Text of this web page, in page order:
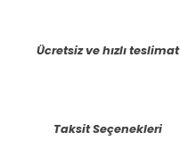
Ücretsiz ve hızlı teslimat
Taksit Seçenekleri